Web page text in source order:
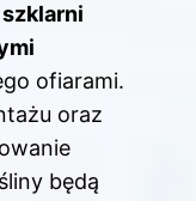
ofiarami.
oraz
będą